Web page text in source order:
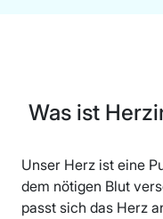
Was ist
Unser Herz ist eine
dem nötigen Blut
passt sich das Herz